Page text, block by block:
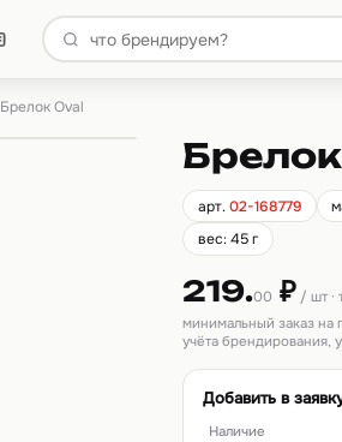
Брелок Oval
арт.02-168779
вес: 45 г
219.00 ₽ / шт ·
минимальный заказ на
учёта брендирования,
Добавить в
Наличие